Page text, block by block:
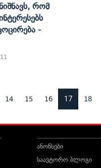
Რომ
-
14 15 16 17 18
ანონსები
საავტორო ბლოგი